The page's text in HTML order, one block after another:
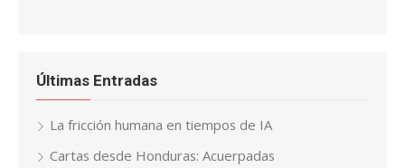
Últimas Entradas
La fricción humana en tiempos de IA
Cartas desde Honduras: Acuerpadas